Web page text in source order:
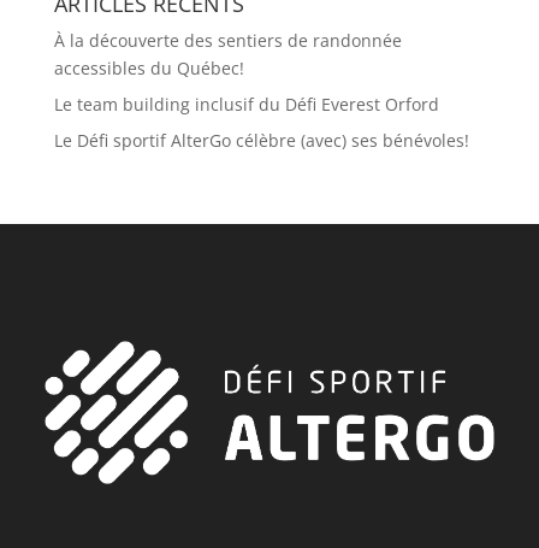
À la découverte des sentiers de randonnée
accessibles du Québec!
Le team building inclusif du Défi Everest Orford
Le Défi sportif AlterGo célèbre (avec) ses bénévoles!